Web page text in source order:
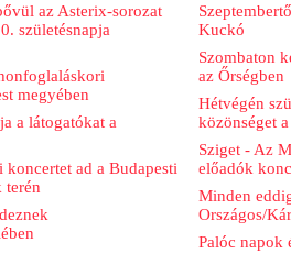
az Asterix-sorozat
születésnapja
megyében
a látogatókat a
koncertet ad a Budapesti
terén
Kuckó
Szombaton
az Őrségben
Hétvégén
közönséget
Sziget - Az
előadók
Minden
Országos/
Palóc napok